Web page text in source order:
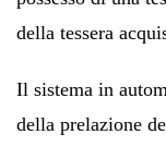
della tessera
Il sistema in
della prelazione